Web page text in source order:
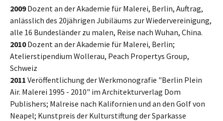
2009Dozent an der Akademie für Malerei, Berlin, Auftrag,
anlässlich des 20jährigen Jubiläums zur Wiedervereinigung,
alle 16 Bundesländer zu malen, Reise nach Wuhan, China.
2010Dozent an der Akademie für Malerei, Berlin;
Atelierstipendium Wollerau, Peach Propertys Group,
Schweiz
2011 Veröffentlichung der Werkmonografie "Berlin Plein
Air. Malerei 1995 - 2010" im Architekturverlag Dom
Publishers; Malreise nach Kalifornien und an den Golf von
Neapel; Kunstpreis der Kulturstiftung der Sparkasse